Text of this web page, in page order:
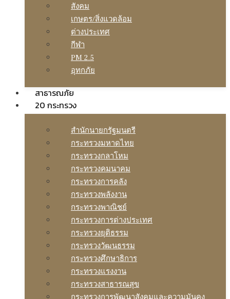
สังคม
เกษตร/สิ่งแวดล้อม
ต่างประเทศ
กีฬา
PM 2.5
อุทกภัย
สาธารณภัย
20 กระทรวง
สํานักนายกรัฐมนตรี
กระทรวงมหาดไทย
กระทรวงกลาโหม
กระทรวงคมนาคม
กระทรวงการคลัง
กระทรวงพลังงาน
กระทรวงพาณิชย์
กระทรวงการต่างประเทศ
กระทรวงยุติธรรม
กระทรวงวัฒนธรรม
กระทรวงศึกษาธิการ
กระทรวงแรงงาน
กระทรวงสาธารณสุข